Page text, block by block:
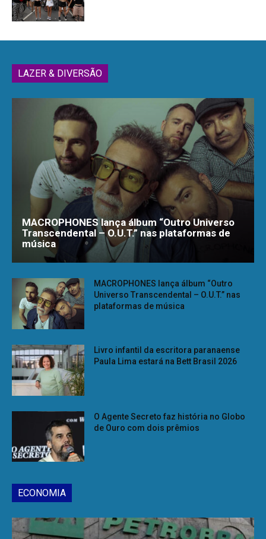
LAZER & DIVERSÃO
MACROPHONES lança álbum “Outro Universo
Transcendental – O.U.T.” nas plataformas de
música
MACROPHONES lança álbum “Outro
Universo Transcendental – O.U.T.” nas
plataformas de música
Livro infantil da escritora paranaense
Paula Lima estará na Bett Brasil 2026
O Agente Secreto faz história no Globo
de Ouro com dois prêmios
ECONOMIA